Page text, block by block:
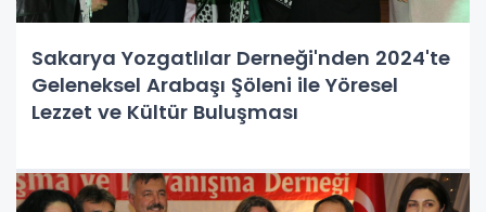
Sakarya Yozgatlılar Derneği'nden 2024'te
Geleneksel Arabaşı Şöleni ile Yöresel
Lezzet ve Kültür Buluşması